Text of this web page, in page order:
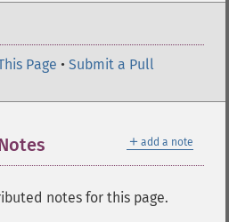
Page • Submit a Pull
＋ add a note
notes for this page.